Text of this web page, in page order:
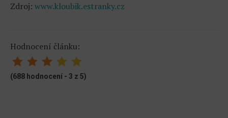
Zdroj: www.kloubik.estranky.cz
Hodnocení článku:
(688 hodnocení - 3 z 5)